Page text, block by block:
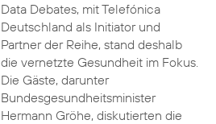
Data Debates, mit Telefónica
Deutschland als Initiator und
Partner der Reihe, stand deshalb
die vernetzte Gesundheit im Fokus.
Die Gäste, darunter
Bundesgesundheitsminister
Hermann Gröhe, diskutierten die